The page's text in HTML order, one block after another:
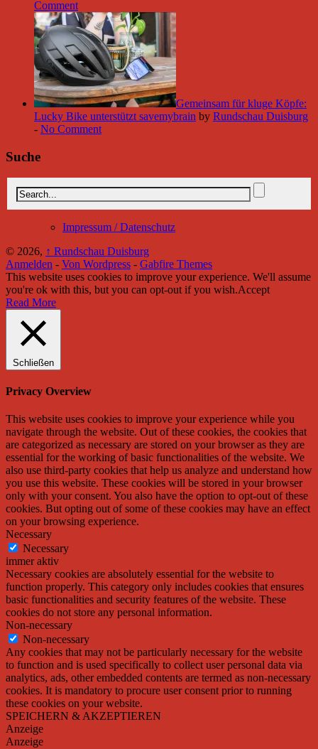
Comment
Gemeinsam für kluge Köpfe:
Lucky Bike unterstützt savemybrain by Rundschau Duisburg
- No Comment
Suche
Impressum / Datenschutz
© 2026, ↑ Rundschau Duisburg
Anmelden - Von Wordpress - Gabfire Themes
This website uses cookies to improve your experience. We'll assume
you're ok with this, but you can opt-out if you wish.Accept
Read More
Schließen
Privacy Overview
This website uses cookies to improve your experience while you
navigate through the website. Out of these cookies, the cookies that
are categorized as necessary are stored on your browser as they are
essential for the working of basic functionalities of the website. We
also use third-party cookies that help us analyze and understand how
you use this website. These cookies will be stored in your browser
only with your consent. You also have the option to opt-out of these
cookies. But opting out of some of these cookies may have an effect
on your browsing experience.
Necessary
Necessary
immer aktiv
Necessary cookies are absolutely essential for the website to
function properly. This category only includes cookies that ensures
basic functionalities and security features of the website. These
cookies do not store any personal information.
Non-necessary
Non-necessary
Any cookies that may not be particularly necessary for the website
to function and is used specifically to collect user personal data via
analytics, ads, other embedded contents are termed as non-necessary
cookies. It is mandatory to procure user consent prior to running
these cookies on your website.
SPEICHERN & AKZEPTIEREN
Anzeige
Anzeige